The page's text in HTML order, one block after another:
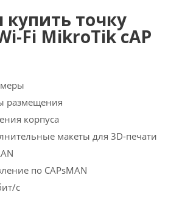
точку
Fi MikroTik cAP
размещения
корпуса
макеты для 3D-печати
по CAPsMAN
с